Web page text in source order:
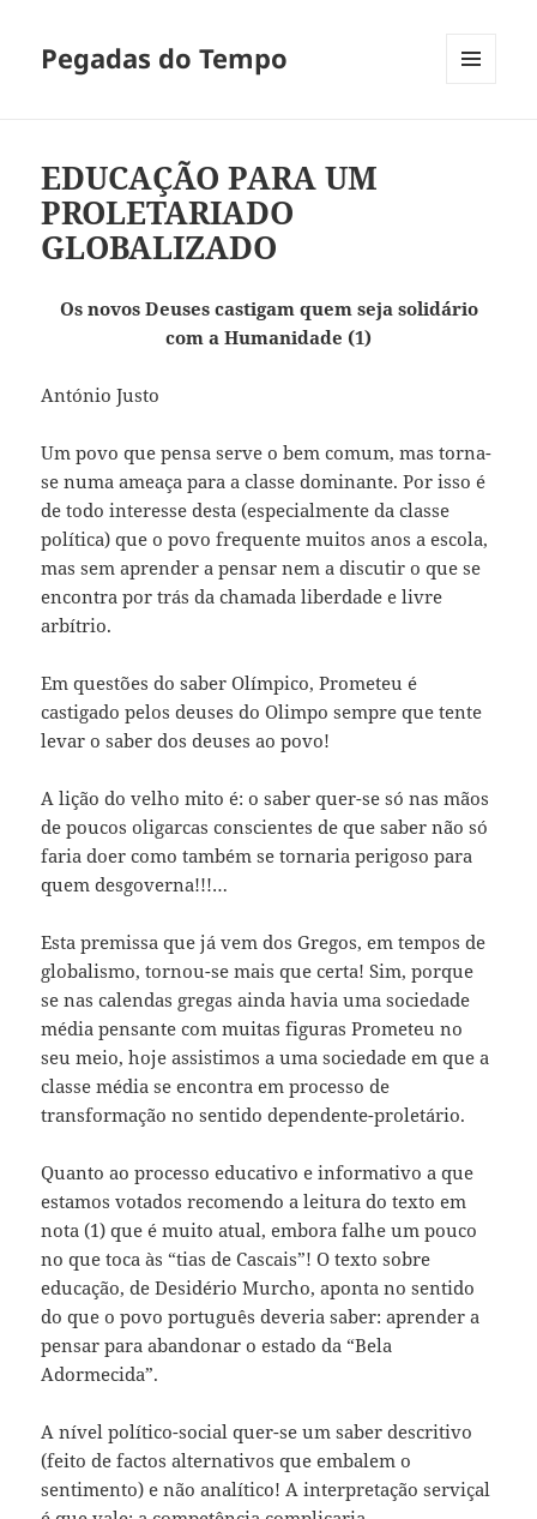
Pegadas do Tempo
EDUCAÇÃO PARA UM
PROLETARIADO
GLOBALIZADO
Os novos Deuses castigam quem seja solidário
com a Humanidade (1)
António Justo
Um povo que pensa serve o bem comum, mas torna-
se numa ameaça para a classe dominante. Por isso é
de todo interesse desta (especialmente da classe
política) que o povo frequente muitos anos a escola,
mas sem aprender a pensar nem a discutir o que se
encontra por trás da chamada liberdade e livre
arbítrio.
Em questões do saber Olímpico, Prometeu é
castigado pelos deuses do Olimpo sempre que tente
levar o saber dos deuses ao povo!
A lição do velho mito é: o saber quer-se só nas mãos
de poucos oligarcas conscientes de que saber não só
faria doer como também se tornaria perigoso para
quem desgoverna!!!…
Esta premissa que já vem dos Gregos, em tempos de
globalismo, tornou-se mais que certa! Sim, porque
se nas calendas gregas ainda havia uma sociedade
média pensante com muitas figuras Prometeu no
seu meio, hoje assistimos a uma sociedade em que a
classe média se encontra em processo de
transformação no sentido dependente-proletário.
Quanto ao processo educativo e informativo a que
estamos votados recomendo a leitura do texto em
nota (1) que é muito atual, embora falhe um pouco
no que toca às “tias de Cascais”! O texto sobre
educação, de Desidério Murcho, aponta no sentido
do que o povo português deveria saber: aprender a
pensar para abandonar o estado da “Bela
Adormecida”.
A nível político-social quer-se um saber descritivo
(feito de factos alternativos que embalem o
sentimento) e não analítico! A interpretação serviçal